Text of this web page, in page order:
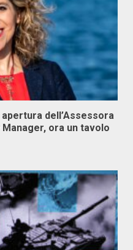
dell’Assessora
ora un tavolo